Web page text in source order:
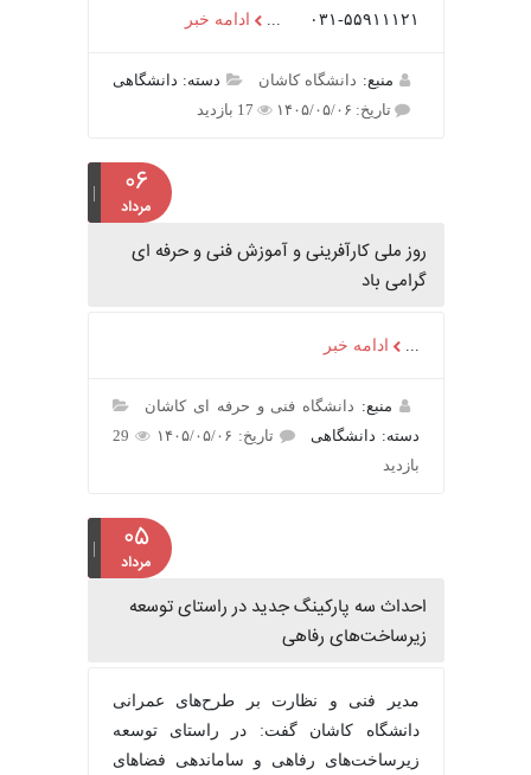
۵۵۹۱۱۱۲۱-۰۳۱ ...
ادامه خبر
منبع:دانشگاه کاشان
دسته: دانشگاهی
تاریخ: ۱۴۰۵/۰۵/۰۶
17 بازدید
۰۶
مرداد
روز ملی کارآفرینی و آموزش فنی و حرفه ای
گرامی باد
ادامه خبر
منبع:دانشگاه فنی و حرفه ای کاشان
دسته: دانشگاهی
تاریخ: ۱۴۰۵/۰۵/۰۶
29
۰۵
مرداد
احداث سه پارکینگ جدید در راستای توسعه
زیرساخت‌های رفاهی
مدیر فنی و نظارت بر طرح‌های عمرانی
دانشگاه کاشان گفت: در راستای توسعه
زیرساخت‌های رفاهی و ساماندهی فضاهای